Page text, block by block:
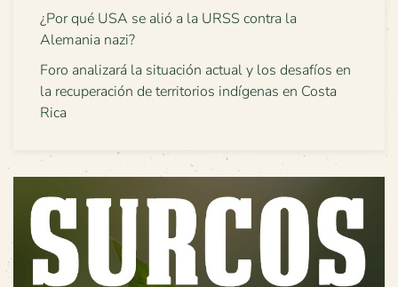
¿Por qué USA se alió a la URSS contra la
Alemania nazi?
Foro analizará la situación actual y los desafíos en
la recuperación de territorios indígenas en Costa
Rica